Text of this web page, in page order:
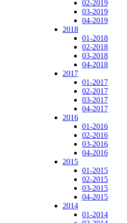
02-2019
03-2019
04-2019
2018
01-2018
02-2018
03-2018
04-2018
2017
01-2017
02-2017
03-2017
04-2017
2016
01-2016
02-2016
03-2016
04-2016
2015
01-2015
02-2015
03-2015
04-2015
2014
01-2014